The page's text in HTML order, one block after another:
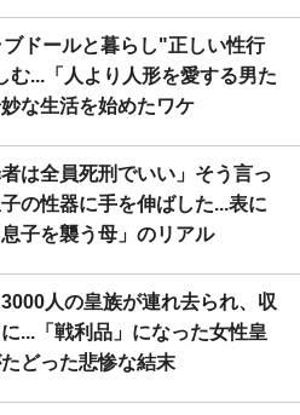
ブドールと暮らし"正しい性行
む...「人より人形を愛する男た
な生活を始めたワケ
者は全員死刑でいい」そう言っ
の性器に手を伸ばした...表に
子を襲う母」のリアル
人の皇族が連れ去られ、収
...「戦利品」になった女性皇
どった悲惨な結末